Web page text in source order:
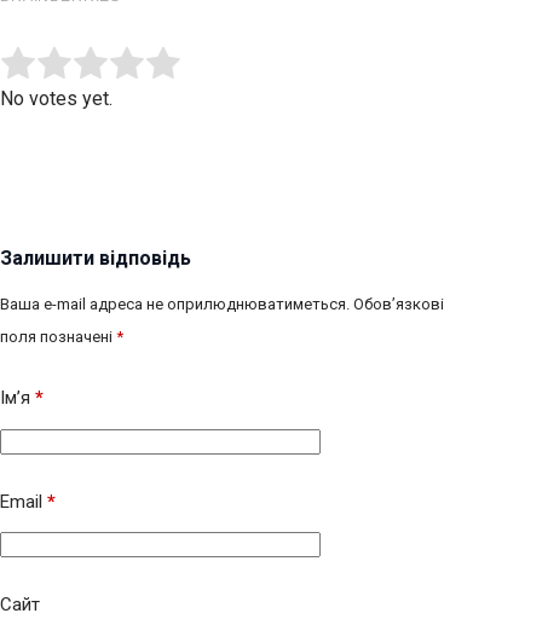
Rate this item:
No votes yet.
Залишити відповідь
Ваша e-mail адреса не оприлюднюватиметься. Обов’язкові
поля позначені *
Ім’я *
Email *
Сайт